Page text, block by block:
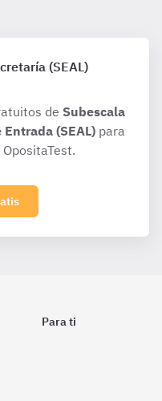
(SEAL)
de Subescala
(SEAL) para
Para ti